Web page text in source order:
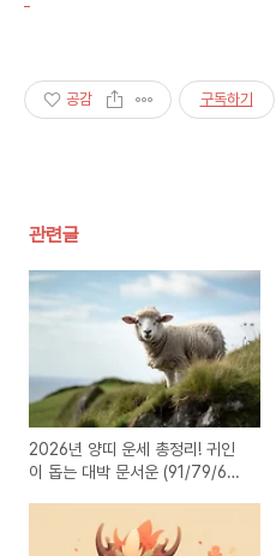
공감 구독하기
관련글
2026년 양띠 운세 총정리! 귀인
이 돕는 대박 문서운 (91/79/67